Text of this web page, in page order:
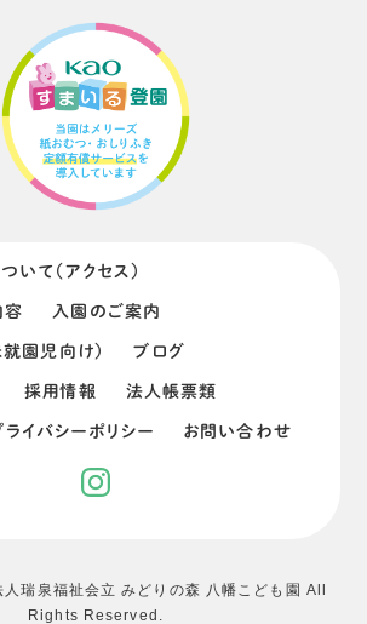
いて（アクセス）
容 入園のご案内
園児向け） ブログ
採用情報 法人帳票類
ライバシーポリシー お問い合わせ
瑞泉福祉会立 みどりの森 八幡こども園 All
Rights Reserved.